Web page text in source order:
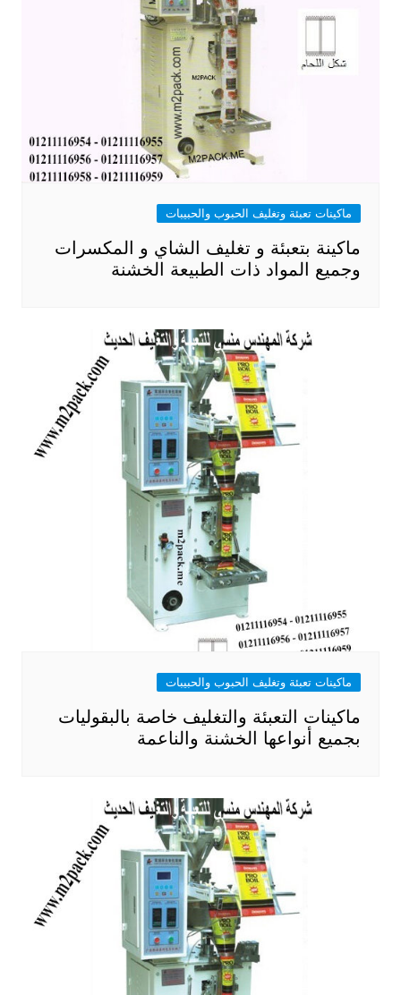
ماكينات تعبئة وتغليف الحبوب والحبيبات
ماكينة بتعبئة و تغليف الشاي و المكسرات
وجميع المواد ذات الطبيعة الخشنة
ماكينات تعبئة وتغليف الحبوب والحبيبات
ماكينات التعبئة والتغليف خاصة بالبقوليات
بجميع أنواعها الخشنة والناعمة